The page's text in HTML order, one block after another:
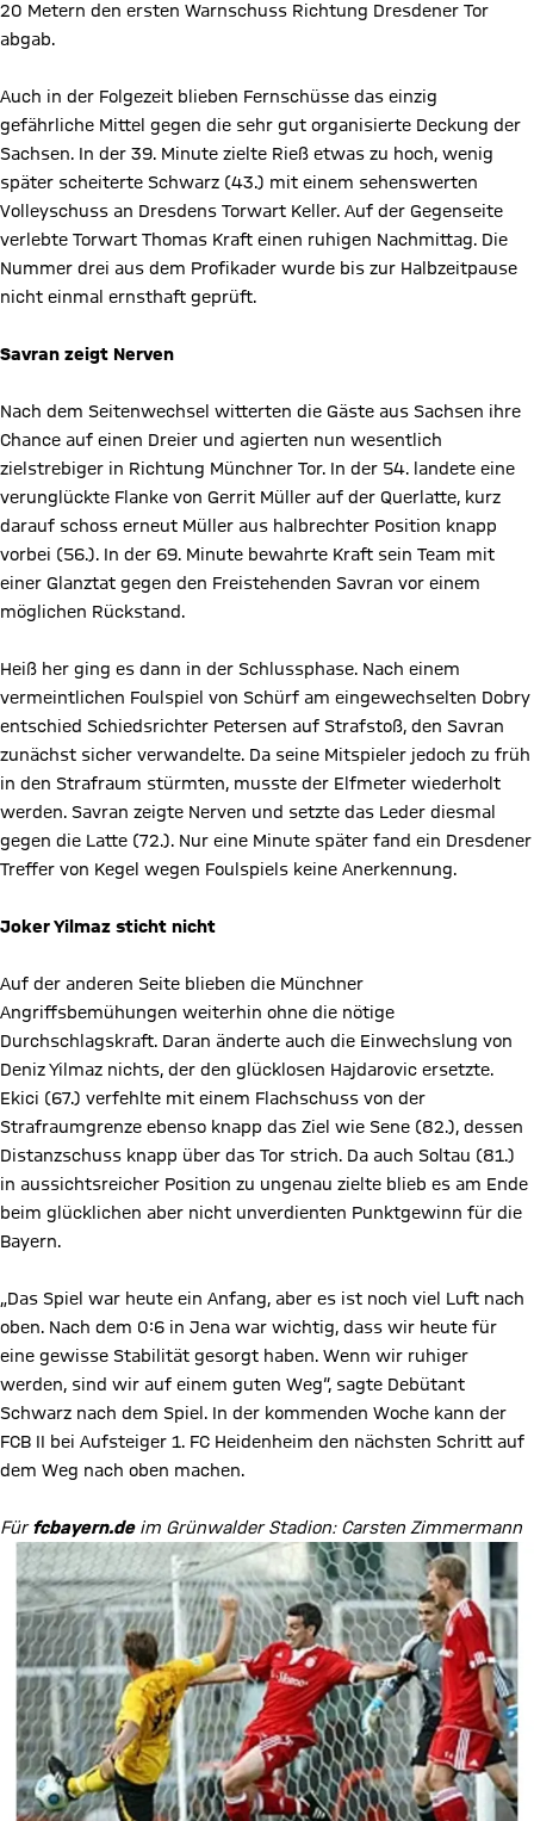
20 Metern den ersten Warnschuss Richtung Dresdener Tor
abgab.
Auch in der Folgezeit blieben Fernschüsse das einzig
gefährliche Mittel gegen die sehr gut organisierte Deckung der
Sachsen. In der 39. Minute zielte Rieß etwas zu hoch, wenig
später scheiterte Schwarz (43.) mit einem sehenswerten
Volleyschuss an Dresdens Torwart Keller. Auf der Gegenseite
verlebte Torwart Thomas Kraft einen ruhigen Nachmittag. Die
Nummer drei aus dem Profikader wurde bis zur Halbzeitpause
nicht einmal ernsthaft geprüft.
Savran zeigt Nerven
Nach dem Seitenwechsel witterten die Gäste aus Sachsen ihre
Chance auf einen Dreier und agierten nun wesentlich
zielstrebiger in Richtung Münchner Tor. In der 54. landete eine
verunglückte Flanke von Gerrit Müller auf der Querlatte, kurz
darauf schoss erneut Müller aus halbrechter Position knapp
vorbei (56.). In der 69. Minute bewahrte Kraft sein Team mit
einer Glanztat gegen den Freistehenden Savran vor einem
möglichen Rückstand.
Heiß her ging es dann in der Schlussphase. Nach einem
vermeintlichen Foulspiel von Schürf am eingewechselten Dobry
entschied Schiedsrichter Petersen auf Strafstoß, den Savran
zunächst sicher verwandelte. Da seine Mitspieler jedoch zu früh
in den Strafraum stürmten, musste der Elfmeter wiederholt
werden. Savran zeigte Nerven und setzte das Leder diesmal
gegen die Latte (72.). Nur eine Minute später fand ein Dresdener
Treffer von Kegel wegen Foulspiels keine Anerkennung.
Joker Yilmaz sticht nicht
Auf der anderen Seite blieben die Münchner
Angriffsbemühungen weiterhin ohne die nötige
Durchschlagskraft. Daran änderte auch die Einwechslung von
Deniz Yilmaz nichts, der den glücklosen Hajdarovic ersetzte.
Ekici (67.) verfehlte mit einem Flachschuss von der
Strafraumgrenze ebenso knapp das Ziel wie Sene (82.), dessen
Distanzschuss knapp über das Tor strich. Da auch Soltau (81.)
in aussichtsreicher Position zu ungenau zielte blieb es am Ende
beim glücklichen aber nicht unverdienten Punktgewinn für die
Bayern.
„Das Spiel war heute ein Anfang, aber es ist noch viel Luft nach
oben. Nach dem 0:6 in Jena war wichtig, dass wir heute für
eine gewisse Stabilität gesorgt haben. Wenn wir ruhiger
werden, sind wir auf einem guten Weg“, sagte Debütant
Schwarz nach dem Spiel. In der kommenden Woche kann der
FCB II bei Aufsteiger 1. FC Heidenheim den nächsten Schritt auf
dem Weg nach oben machen.
Fürfcbayern.deim Grünwalder Stadion: Carsten Zimmermann